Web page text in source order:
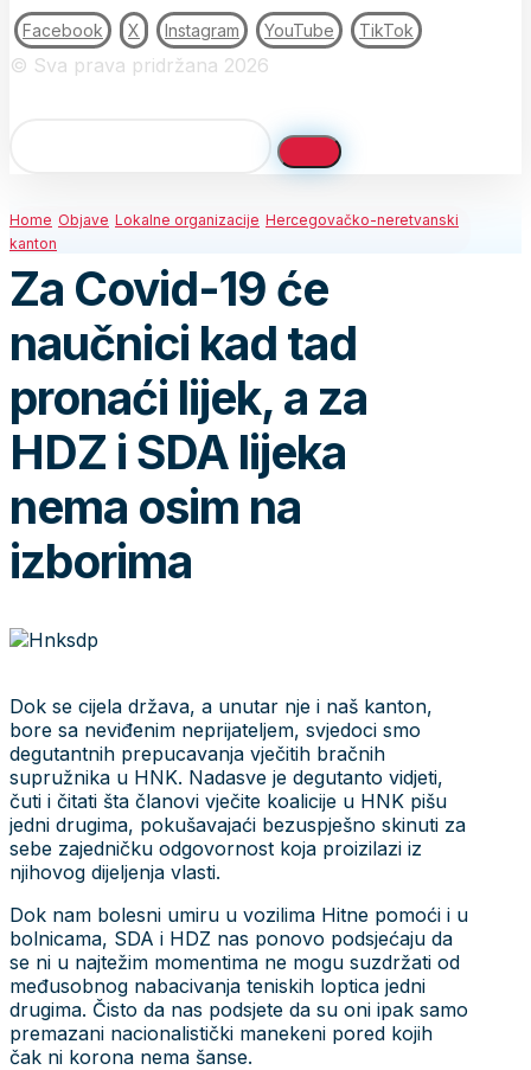
Facebook X Instagram YouTube TikTok
© Sva prava pridržana 2026
Home Objave Lokalne organizacije Hercegovačko-neretvanski
kanton
Za Covid-19 će
naučnici kad tad
pronaći lijek, a za
HDZ i SDA lijeka
nema osim na
izborima
Dok se cijela država, a unutar nje i naš kanton,
bore sa neviđenim neprijateljem, svjedoci smo
degutantnih prepucavanja vječitih bračnih
supružnika u HNK. Nadasve je degutanto vidjeti,
čuti i čitati šta članovi vječite koalicije u HNK pišu
jedni drugima, pokušavajaći bezuspješno skinuti za
sebe zajedničku odgovornost koja proizilazi iz
njihovog dijeljenja vlasti.
Dok nam bolesni umiru u vozilima Hitne pomoći i u
bolnicama, SDA i HDZ nas ponovo podsjećaju da
se ni u najtežim momentima ne mogu suzdržati od
međusobnog nabacivanja teniskih loptica jedni
drugima. Čisto da nas podsjete da su oni ipak samo
premazani nacionalistički manekeni pored kojih
čak ni korona nema šanse.